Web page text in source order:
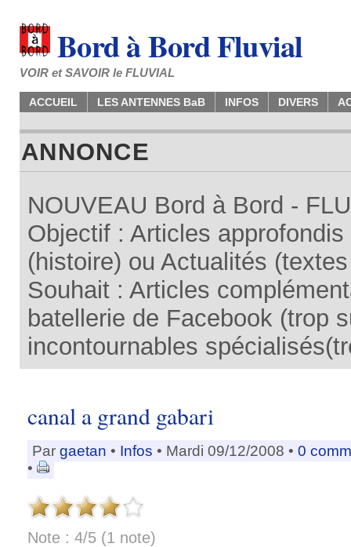
Bord à Bord Fluvial
VOIR et SAVOIR le FLUVIAL
ACCUEIL LES ANTENNES BaB INFOS DIVERS
ANNONCE
NOUVEAU Bord à Bord -
Objectif : Articles
(histoire) ou Actualités
Souhait : Articles
batellerie de Facebook (trop
incontournables
canal a grand gabari
Par gaetan • Infos • Mardi 09/12/2008 • 0
•
Note : 4/5 (1 note)